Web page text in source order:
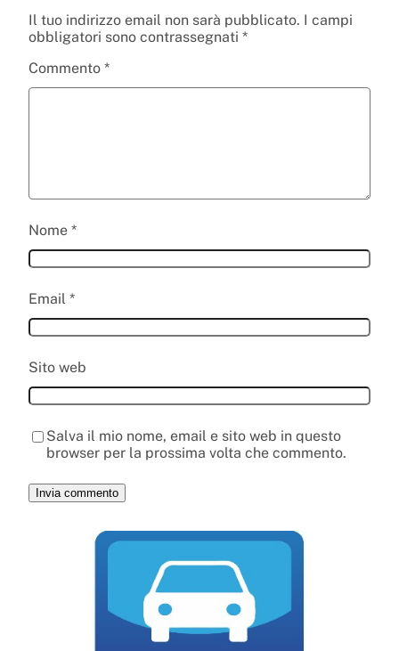
Il tuo indirizzo email non sarà pubblicato. I campi
obbligatori sono contrassegnati *
Commento *
Nome *
Email *
Sito web
Salva il mio nome, email e sito web in questo
browser per la prossima volta che commento.